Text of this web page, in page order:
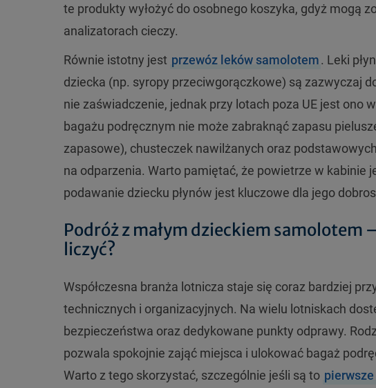
te produkty wyłożyć do osobnego koszyka, gdyż mogą
analizatorach cieczy.
Równie istotny jest przewóz leków samolotem. Leki
dziecka (np. syropy przeciwgorączkowe) są zazwyczaj
nie zaświadczenie, jednak przy lotach poza UE jest ono
bagażu podręcznym nie może zabraknąć zapasu
zapasowe), chusteczek nawilżanych oraz
na odparzenia. Warto pamiętać, że powietrze w
podawanie dziecku płynów jest kluczowe dla jego
Podróż z małym dzieckiem samolotem
liczyć?
Współczesna branża lotnicza staje się coraz bardziej
technicznych i organizacyjnych. Na wielu lotniskach
bezpieczeństwa oraz dedykowane punkty odprawy.
pozwala spokojnie zająć miejsca i ulokować bagaż
Warto z tego skorzystać, szczególnie jeśli są to